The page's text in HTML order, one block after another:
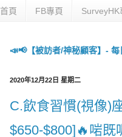
首頁 FB專頁 SurveyHK
📣📢【被訪者/神秘顧客】- 每
2020年12月22日 星期二
C.飲食習慣(視像)
$650-$800]🔥啱既